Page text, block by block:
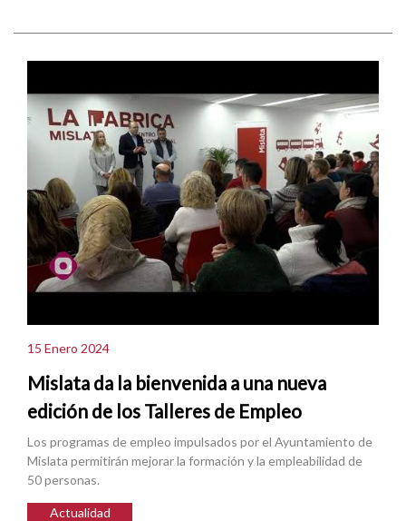
15 Enero 2024
Mislata da la bienvenida a una nueva
edición de los Talleres de Empleo
Los programas de empleo impulsados por el Ayuntamiento de
Mislata permitirán mejorar la formación y la empleabilidad de
50 personas.
Actualidad